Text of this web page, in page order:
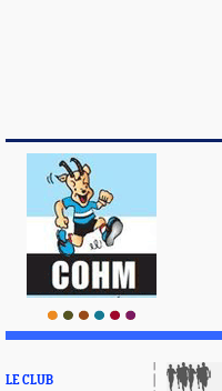
LE CLUB